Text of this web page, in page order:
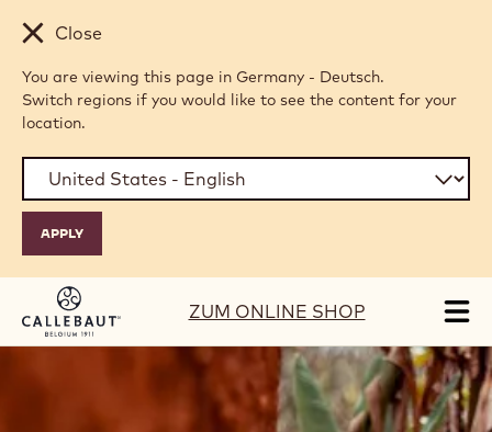
Skip to main content
Close
You are viewing this page in Germany - Deutsch.
Switch regions if you would like to see the content for your
location.
ZUM ONLINE SHOP